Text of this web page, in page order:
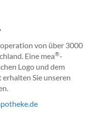
von über 3000
Eine mea®-
Logo und dem
Sie unseren